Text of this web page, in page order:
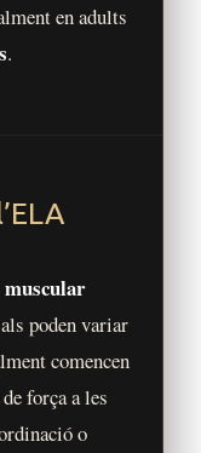
en adults
.
poden variar
comencen
força a les
o